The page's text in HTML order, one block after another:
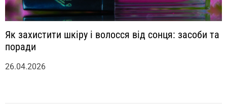
Як захистити шкіру і волосся від сонця: засоби та
поради
26.04.2026